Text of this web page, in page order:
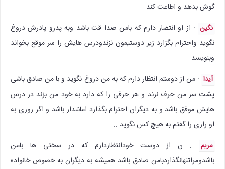
گوش بدهد و اطاعت کند..
نگین : از او انتضار دارم که بامن صدا قت باشد وبه پدرو پادرش دروغ
نگوید واحترام بگزارد زیر دوستیمون نزندودرس هایش را سر موقع بخواند
وبنویسد.
آیدا : من از دوستم انتظار دارم که به من دروغ نگوید و با من صادق باشی
پشت سر من حرف نزند و هر حرفی را که دارد به خود من بزند در درس
هایش موفق باشد و به دیگران احترام بگذارد امانتدار باشد و اگر روزی به
او رازی را گفتم به هیچ کس نگوید ..
مریم
: ن از دوست خودانتظاردارم که در سختی ها بامن
باشدومراتنهانگذاردبامن صادق باشد همیشه به دیگران به خصوص خانواده